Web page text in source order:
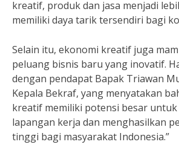
kreatif, produk dan jasa menjadi
memiliki daya tarik tersendiri bagi
Selain itu, ekonomi kreatif juga
peluang bisnis baru yang inovatif.
dengan pendapat Bapak Triawan
Kepala Bekraf, yang menyatakan
kreatif memiliki potensi besar
lapangan kerja dan menghasilkan
tinggi bagi masyarakat Indonesia.”